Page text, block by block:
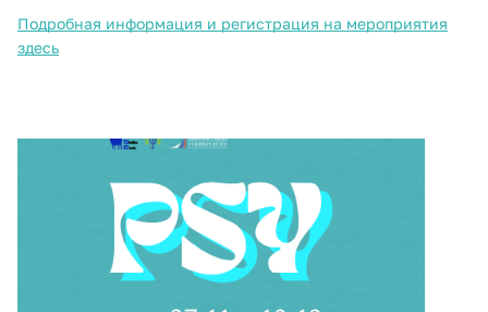
Подробная информация и регистрация на мероприятия
здесь